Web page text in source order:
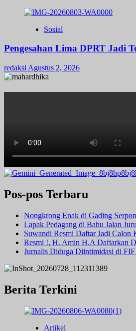
Sosial
Pengesahan Lima DPRT Jadi
redaksi Agustus 2, 2026
Pos-pos Terbaru
Nongkrong Enak di Gading
Lapak Pedagang di Bahu Jalan
Suwandi Resmi Daftar Jadi Calon
Resmi !, H. Amin H.A Daftarkan
Jurnalis Diduga Diintimidasi di
Berita Terkini
Artikel